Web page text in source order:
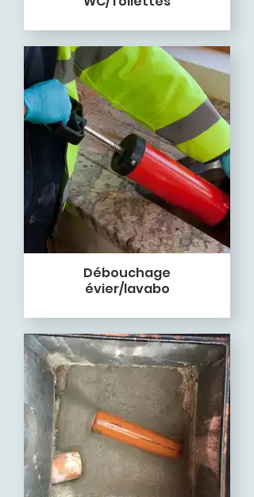
Débouchage
évier/lavabo